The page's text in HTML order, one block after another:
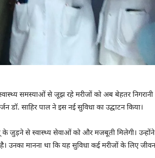
स्वास्थ्य समस्याओं से जूझ रहे मरीजों को अब बेहतर
डॉ. साहिर पाल ने इस नई सुविधा का उद्घाटन किया।
के जुड़ने से स्वास्थ्य सेवाओं को और मजबूती मिलेगी।
उनका मानना ​​​​था कि यह सुविधा कई मरीजों के लिए